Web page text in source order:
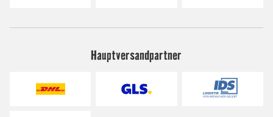
Hauptversandpartner